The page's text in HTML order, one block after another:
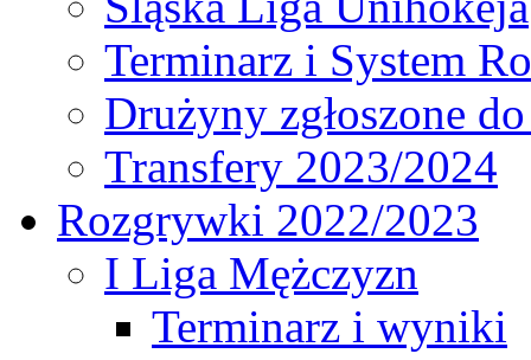
Terminarz i System
Drużyny zgłoszone
Transfery 2023/2024
Rozgrywki 2022/2023
I Liga Mężczyzn
Terminarz i wyniki